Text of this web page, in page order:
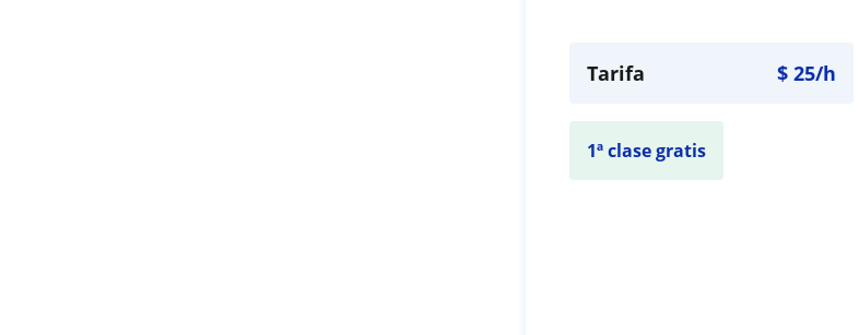
Tarifa $25/h
1ª clase gratis